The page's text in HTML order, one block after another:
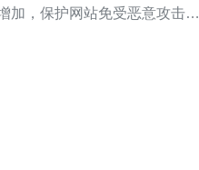
加，保护网站免受恶意攻击是
的攻击，又可以确保网站的稳